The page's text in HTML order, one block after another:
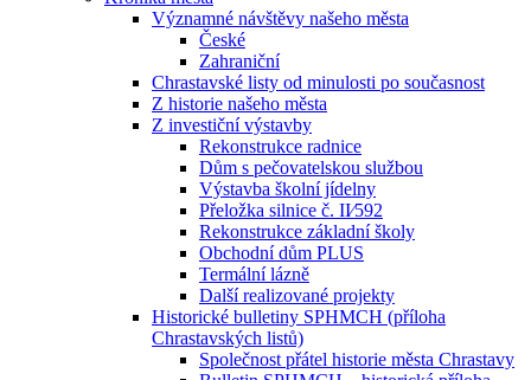
Významné návštěvy našeho města
České
Zahraniční
Chrastavské listy od minulosti po současnost
Z historie našeho města
Z investiční výstavby
Rekonstrukce radnice
Dům s pečovatelskou službou
Výstavba školní jídelny
Přeložka silnice č. II⁄592
Rekonstrukce základní školy
Obchodní dům PLUS
Termální lázně
Další realizované projekty
Historické bulletiny SPHMCH (příloha
Chrastavských listů)
Společnost přátel historie města Chrastavy